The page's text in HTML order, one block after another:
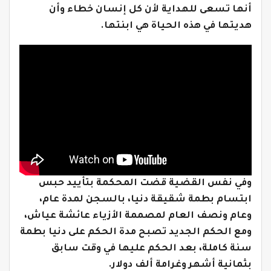
أنها تسعى للهداية لأن كل إنسان خطاء وأن
هديتها في هذه الحياة هي ابنتها.
وفي نفس القضية قضت المحكمة بتأييد حبس
ابتسام بطمة شقيقة دنيا، بالسجن لمدة عام،
وعام ونصف العام لمصممة الأزياء عائشة عياش،
ومع الحكم الجديد تصبح مدة الحكم على دنيا بطمة
سنة كاملة، بعد الحكم عليها في وقت سابق
بثمانية أشهر وغرامة ألف دولار.